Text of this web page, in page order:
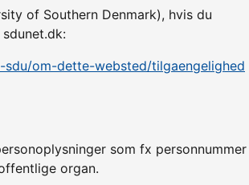
of Southern Denmark), hvis du
om-dette-websted/tilgaengelighed
som fx personnummer
organ.